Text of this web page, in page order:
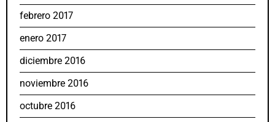
febrero 2017
enero 2017
diciembre 2016
noviembre 2016
octubre 2016